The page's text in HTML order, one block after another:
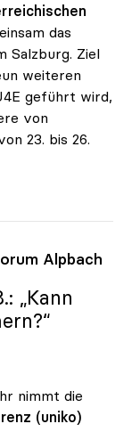
das
Salzburg. Ziel
weiteren
geführt wird,
von
23. bis 26.
vote for
Alpbach
„Kann
nimmt die
(uniko)